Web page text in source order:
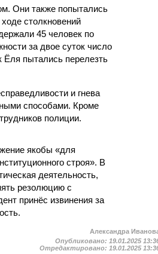
Они также попытались
столкновений
45 человек по
за двое суток число
Ёля пытались перелезть
и гнева
способами. Кроме
полиции.
якобы «для
строя». В
деятельность,
резолюцию с
принёс извинения за
Александра
Опубликовано: 19.01.2025
Отредактировано: 19.01.2025